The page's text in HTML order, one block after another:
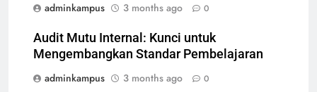
adminkampus
3 months ago 0
Audit Mutu Internal: Kunci untuk
Mengembangkan Standar Pembelajaran
adminkampus
3 months ago 0